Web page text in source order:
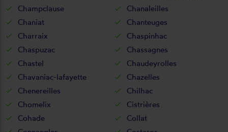
Champclause
Chanaleilles
Chaniat
Chanteuges
Charraix
Chaspinhac
Chaspuzac
Chassagnes
Chastel
Chaudeyrolles
Chavaniac-lafayette
Chazelles
Chenereilles
Chilhac
Chomelix
Cistrières
Cohade
Collat